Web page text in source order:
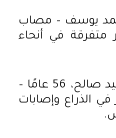
يوسف – مصاب
متفرقة في أنحاء
ليلى حسن سيد صالح، 56 عامًا –
الذراع وإصابات